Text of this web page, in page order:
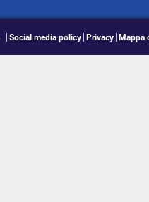
Social media policy Privacy Mappa